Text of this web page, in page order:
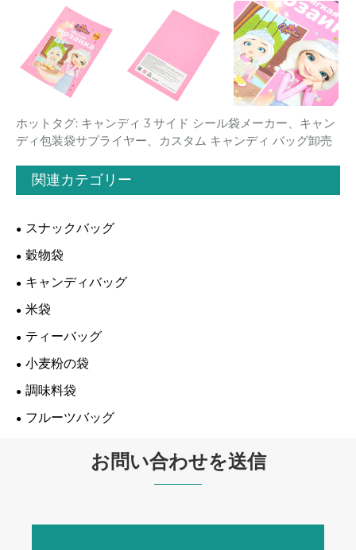
ホットタグ: キャンディ 3 サイド シール袋メーカー、キャン
ディ包装袋サプライヤー、カスタム キャンディ バッグ卸売
関連カテゴリー
スナックバッグ
穀物袋
キャンディバッグ
米袋
ティーバッグ
小麦粉の袋
調味料袋
フルーツバッグ
お問い合わせを送信